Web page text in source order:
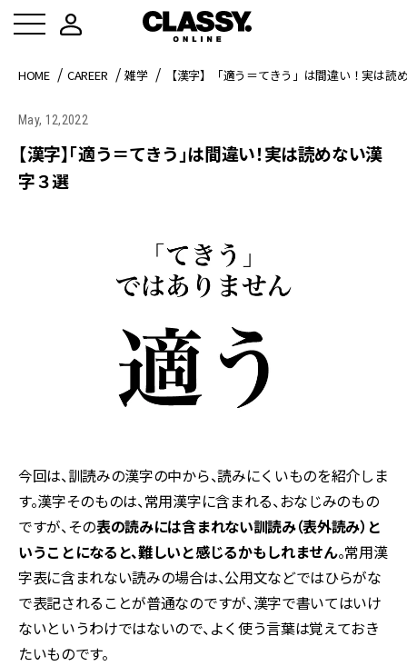
HOME CAREER 雑学 【漢字】「適う＝てきう」は間違い！実は読
May, 12,2022
【漢字】「適う＝てきう」は間違い！実は読めない漢
字３選
今回は、訓読みの漢字の中から、読みにくいものを紹介しま
す。漢字そのものは、常用漢字に含まれる、おなじみのもの
ですが、その表の読みには含まれない訓読み（表外読み）と
いうことになると、難しいと感じるかもしれません。常用漢
字表に含まれない読みの場合は、公用文などではひらがな
で表記されることが普通なのですが、漢字で書いてはいけ
ないというわけではないので、よく使う言葉は覚えておき
たいものです。